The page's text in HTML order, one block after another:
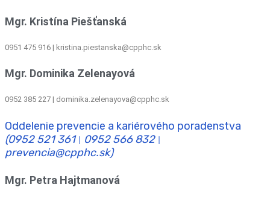
Mgr. Kristína Piešťanská
0951 475 916 | kristina.piestanska@cpphc.sk
Mgr. Dominika Zelenayová
0952 385 227 | dominika.zelenayova@cpphc.sk
Oddelenie prevencie a kariérového poradenstva
(0952 521 361
0952 566 832
prevencia@cpphc.sk)
Mgr. Petra Hajtmanová